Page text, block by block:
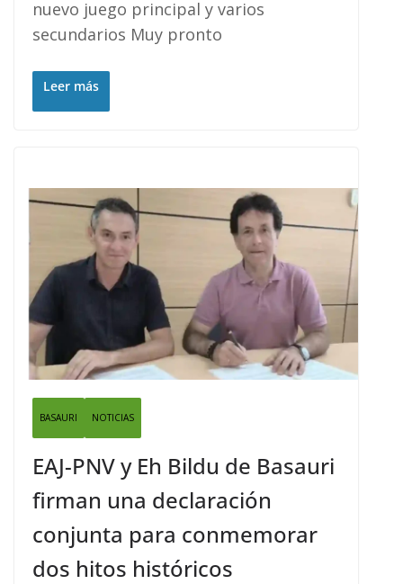
nuevo juego principal y varios
secundarios Muy pronto
Leer más
BASAURI NOTICIAS
EAJ-PNV y Eh Bildu de Basauri
firman una declaración
conjunta para conmemorar
dos hitos históricos